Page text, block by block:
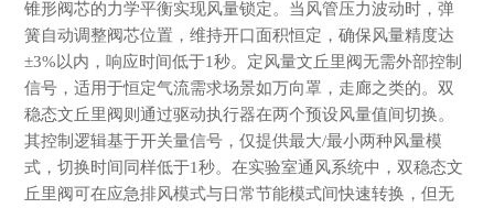
锥形阀芯的力学平衡实现风量锁定。当风管压力波动时，弹
簧自动调整阀芯位置，维持开口面积恒定，确保风量精度达
±3%以内，响应时间低于1秒。定风量文丘里阀无需外部控制
信号，适用于恒定气流需求场景如万向罩，走廊之类的。双
稳态文丘里阀则通过驱动执行器在两个预设风量值间切换。
其控制逻辑基于开关量信号，仅提供最大/最小两种风量模
式，切换时间同样低于1秒。在实验室通风系统中，双稳态文
丘里阀可在应急排风模式与日常节能模式间快速转换，但无